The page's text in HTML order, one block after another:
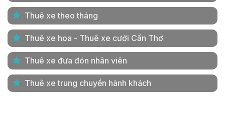
Thuê xe theo tháng
Thuê xe hoa - Thuê xe cưới Cần Thơ
Thuê xe đưa đón nhân viên
Thuê xe trung chuyển hành khách